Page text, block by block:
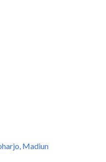
Madiun